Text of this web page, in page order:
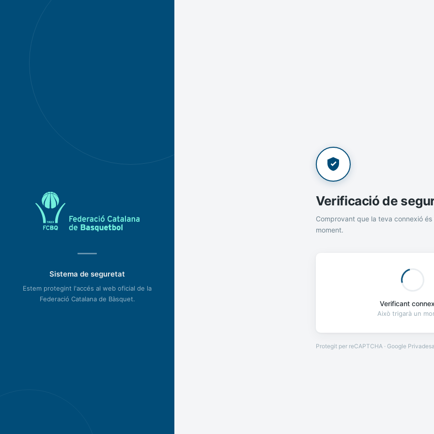
Sistema de seguretat
Estem protegint l'accés al web oficial de la
Federació Catalana de Bàsquet.
Verificació de
Comprovant que la teva connexió és
moment.
Verificant
Això trigarà un
Protegit per reCAPTCHA · Google Privadesa